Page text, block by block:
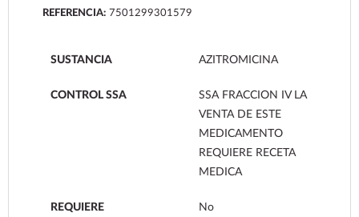
REFERENCIA: 7501299301579
SUSTANCIA AZITROMICINA
CONTROL SSA
SSA FRACCION IV LA
VENTA DE ESTE
MEDICAMENTO
REQUIERE RECETA
MEDICA
REQUIERE
No